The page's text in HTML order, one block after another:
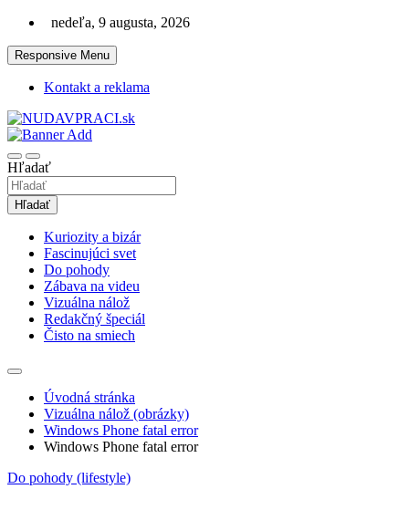
Skip
content
nedeľa, 9 augusta, 2026
Responsive Menu
Kontakt a reklama
nudaVpráci.sk
Hľadať
Hľadať
Kuriozity a bizár
Fascinujúci svet
Do pohody
Zábava na videu
Vizuálna nálož
Redakčný špeciál
Čisto na smiech
Úvodná stránka
Vizuálna nálož (obrázky)
Windows Phone fatal error
Windows Phone fatal error
Do pohody (lifestyle)